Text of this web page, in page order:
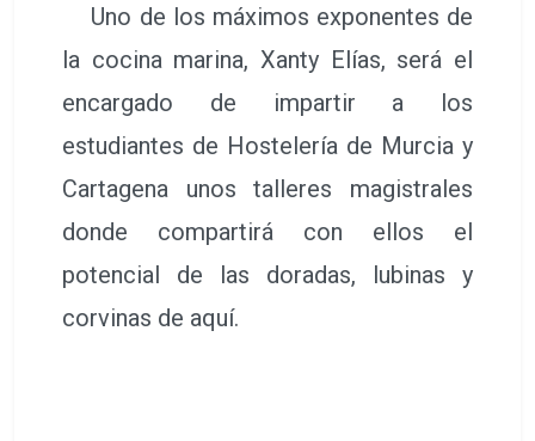
Uno de los máximos exponentes de
la cocina marina, Xanty Elías, será el
encargado de impartir a los
estudiantes de Hostelería de Murcia y
Cartagena unos talleres magistrales
donde compartirá con ellos el
potencial de las doradas, lubinas y
corvinas de aquí.